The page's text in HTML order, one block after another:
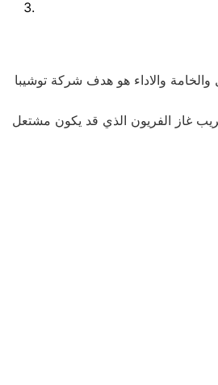
والاداء هو هدف شركة توشيبا
غاز الفريون الذي قد يكون مشتعل